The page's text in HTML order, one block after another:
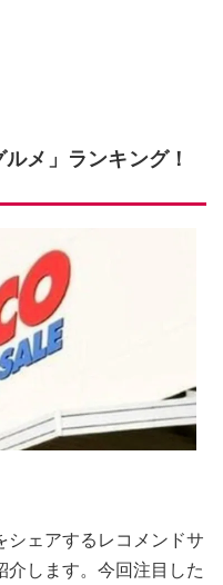
メ」ランキング！
シェアするレコメンドサ
介します。今回注目した